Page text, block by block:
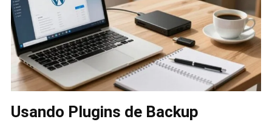
Usando Plugins de Backup